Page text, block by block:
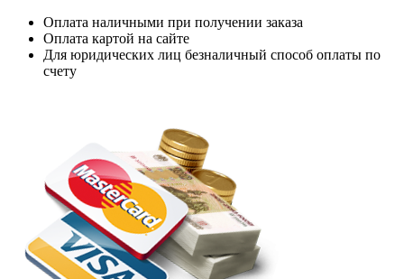
Оплата наличными при получении заказа
Оплата картой на сайте
Для юридических лиц безналичный способ оплаты по
счету